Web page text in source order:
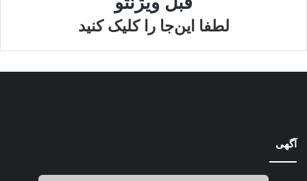
لطفا این‌جا را کلیک کنید
آگهی